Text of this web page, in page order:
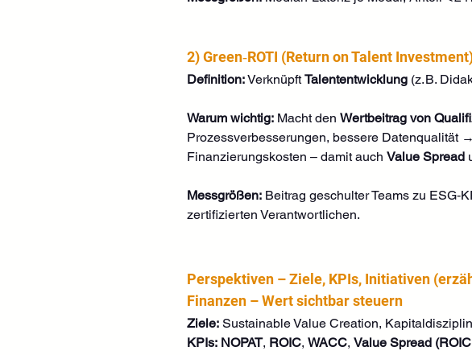
2) Green‑ROTI (Return on Talent
Definition: Verknüpft Talententwicklung (z. B.
Warum wichtig: Macht den Wertbeitrag von
Prozessverbesserungen, bessere Datenqualität
Finanzierungskosten – damit auch Value Spread
Messgrößen: Beitrag geschulter Teams zu
zertifizierten Verantwortlichen.
Perspektiven – Ziele, KPIs, Initiativen
Finanzen – Wert sichtbar steuern
Ziele: Sustainable Value Creation,
KPIs: NOPAT, ROIC, WACC, Value Spread